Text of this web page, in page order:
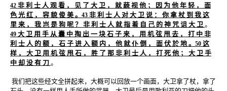
42 非 利 士 人 观 看 ， 见 了 大 卫 ， 就 藐 视 他 ； 因 为 他 年 轻 ， 面
色 光 红 ， 容 貌 俊 美 。 43 非 利 士 人 对 大 卫 说 ： 你 拿 杖 到 我 这
里 来 ， 我 岂 是 狗 呢 ？ 非 利 士 人 就 指 着 自 己 的 神 咒 诅 大 卫 。
49 大 卫 用 手 从 囊 中 掏 出 一 块 石 子 来 ， 用 机 弦 甩 去 ， 打 中 非
利 士 人 的 额 ， 石 子 进 入 额 内 ， 他 就 仆 倒 ， 面 伏 於 地 。 50 这
样 ， 大 卫 用 机 弦 甩 石 ， 胜 了 那 非 利 士 人 ， 打 死 他 ； 大 卫 手
中 却 没 有 刀 。
我们把这些经文全拼起来，大概可以回放一个画面，大卫拿了杖，拿了